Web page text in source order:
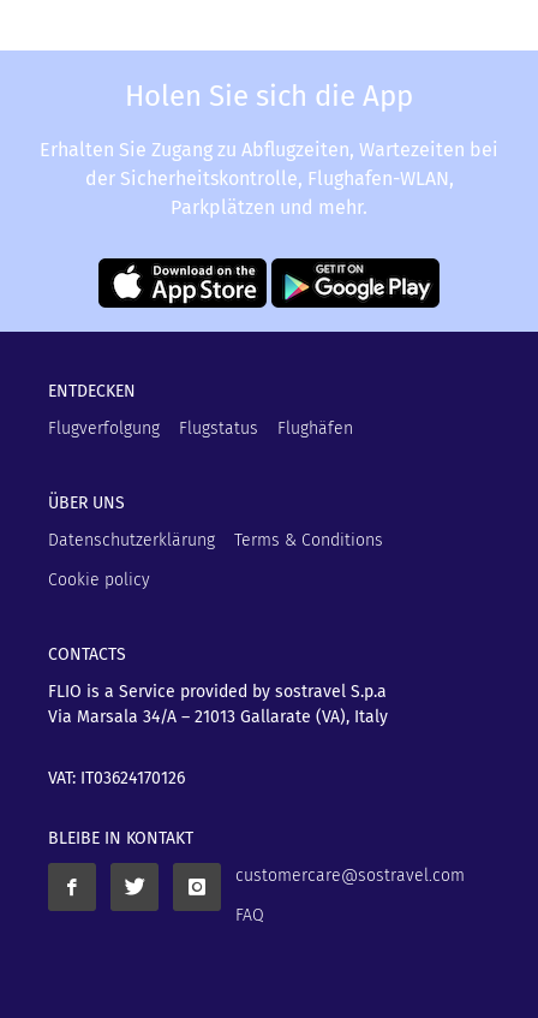
Holen Sie sich die App
Erhalten Sie Zugang zu Abflugzeiten, Wartezeiten bei
der Sicherheitskontrolle, Flughafen-WLAN,
Parkplätzen und mehr.
ENTDECKEN
Flugverfolgung
Flugstatus Flughäfen
ÜBER UNS
Datenschutzerklärung
Terms & Conditions
Cookie policy
CONTACTS
FLIO is a Service provided by sostravel S.p.a
Via Marsala 34/A – 21013 Gallarate (VA), Italy
VAT: IT03624170126
BLEIBE IN KONTAKT
customercare@sostravel.com
FAQ